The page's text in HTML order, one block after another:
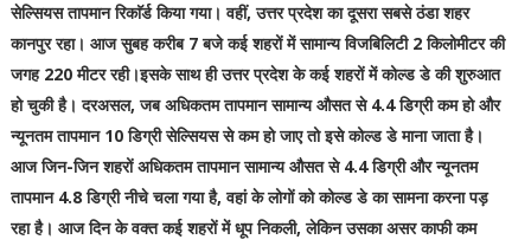
सेल्सियस तापमान रिकाॅर्ड किया गया। वहीं, उत्तर प्रदेश का दूसरा सबसे ठंडा शहर
कानपुर रहा। आज सुबह करीब 7 बजे कई शहरों में सामान्य विजबिलिटी 2 किलोमीटर की
जगह 220 मीटर रही।इसके साथ ही उत्तर प्रदेश के कई शहरों में कोल्ड डे की शुरुआत
हो चुकी है। दरअसल, जब अधिकतम तापमान सामान्य औसत से 4.4 डिग्री कम हो और
न्यूनतम तापमान 10 डिग्री सेल्सियस से कम हो जाए तो इसे कोल्ड डे माना जाता है।
आज जिन-जिन शहरों अधिकतम तापमान सामान्य औसत से 4.4 डिग्री और न्यूनतम
तापमान 4.8 डिग्री नीचे चला गया है, वहां के लोगों को कोल्ड डे का सामना करना पड़
रहा है। आज दिन के वक्त कई शहरों में धूप निकली, लेकिन उसका असर काफी कम